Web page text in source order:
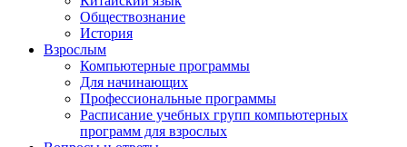
Обществознание
История
Взрослым
Компьютерные программы
Для начинающих
Профессиональные программы
Расписание учебных групп компьютерных
программ для взрослых